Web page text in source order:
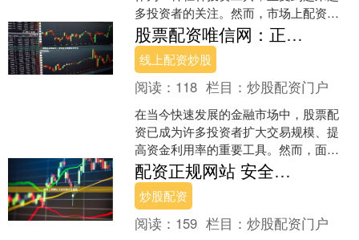
多投资者的关注。然而，市场上配资平
台良莠不齐，如何选择正规平台并正确
操作线上配资炒股，成为投....
股票配资唯信网：正规安全股票配资平台
线上配资炒股
阅读： 118 栏目：炒股配资门户
在当今快速发展的金融市场中，股票配
资已成为许多投资者扩大交易规模、提
高资金利用率的重要工具。然而，面对
市场上众多的配资平台，如何选择一个
正规、安全的平台成为投资....
配资正规网站 安全可靠平台推荐
炒股配资
阅读： 159 栏目：炒股配资门户